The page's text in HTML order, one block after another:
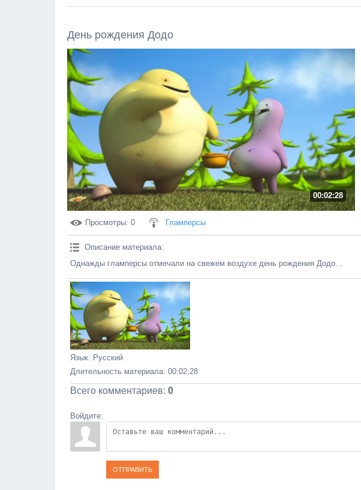
День рождения Додо
00:02:28
Просмотры: 0 Гламперсы
Описание материала:
Однажды гламперсы отмечали на свежем воздухе день рождения Додо...
Язык: Русский
Длительность материала: 00:02:28
Всего комментариев: 0
Войдите:
ОТПРАВИТЬ